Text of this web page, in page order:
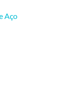
Aço